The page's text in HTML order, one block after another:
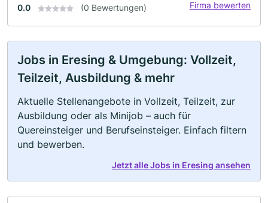
0.0 (0 Bewertungen) Firma bewerten
Jobs in Eresing & Umgebung: Vollzeit,
Teilzeit, Ausbildung & mehr
Aktuelle Stellenangebote in Vollzeit, Teilzeit, zur
Ausbildung oder als Minijob – auch für
Quereinsteiger und Berufseinsteiger. Einfach filtern
und bewerben.
Jetzt alle Jobs in Eresing ansehen